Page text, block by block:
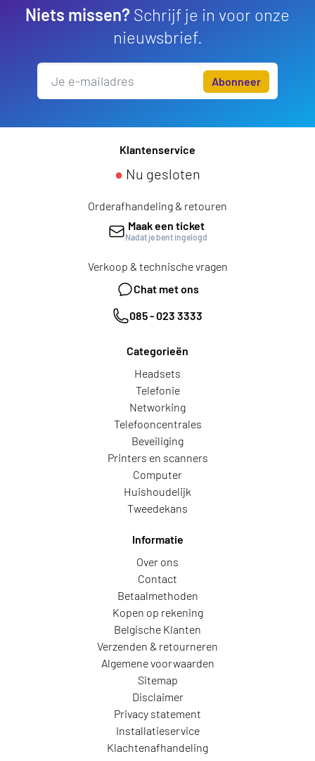
Niets missen? Schrijf je in voor onze
nieuwsbrief.
Abonneer
Klantenservice
● Nu gesloten
Orderafhandeling & retouren
Maak een ticket
Nadat je bent ingelogd
Verkoop & technische vragen
Chat met ons
085 - 023 3333
Categorieën
Headsets
Telefonie
Networking
Telefooncentrales
Beveiliging
Printers en scanners
Computer
Huishoudelijk
Tweedekans
Informatie
Over ons
Contact
Betaalmethoden
Kopen op rekening
Belgische Klanten
Verzenden & retourneren
Algemene voorwaarden
Sitemap
Disclaimer
Privacy statement
Installatieservice
Klachtenafhandeling